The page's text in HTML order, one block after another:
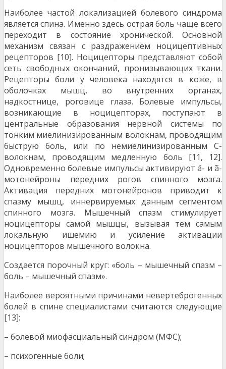
Наиболее частой локализацией болевого синдрома
является спина. Именно здесь острая боль чаще всего
переходит в состояние хронической. Основной
механизм связан с раздражением ноцицептивных
рецепторов [10]. Ноцицепторы представляют собой
сеть свободных окончаний, пронизывающих ткани.
Рецепторы боли у человека находятся в коже, в
оболочках мышц, во внутренних органах,
надкостнице, роговице глаза. Болевые импульсы,
возникающие в ноцицепторах, поступают в
центральные образования нервной системы по
тонким миелинизированным волокнам, проводящим
быструю боль, или по немиелинизированным С-
волокнам, проводящим медленную боль [11, 12].
Одновременно болевые импульсы активируют á- и ã-
мотонейроны передних рогов спинного мозга.
Активация передних мотонейронов приводит к
спазму мышц, иннервируемых данным сегментом
спинного мозга. Мышечный спазм стимулирует
ноцицепторы самой мышцы, вызывая тем самым
локальную ишемию и усиление активации
ноцицепторов мышечного волокна.
Создается порочный круг: «боль – мышечный спазм –
боль – мышечный спазм».
Наиболее вероятными причинами невертеброгенных
болей в спине специалистами считаются следующие
[13]:
– болевой миофасциальный синдром (МФС);
– психогенные боли;